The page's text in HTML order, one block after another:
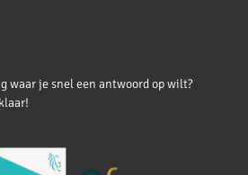
waar je snel een antwoord op wilt?